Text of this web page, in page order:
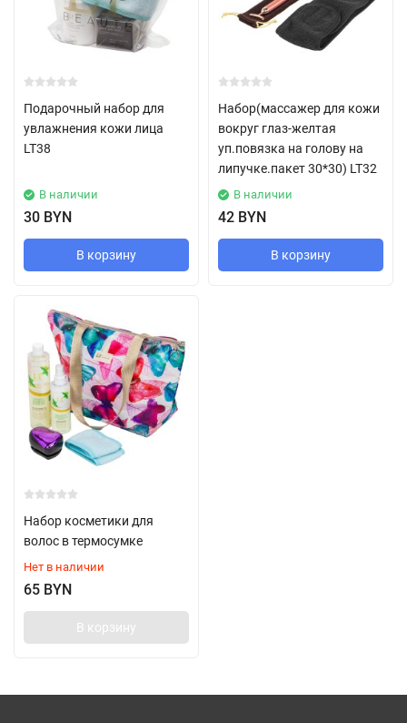
Подарочный набор для
увлажнения кожи лица
LT38
В наличии
30 BYN
В корзину
Набор(массажер для кожи
вокруг глаз-желтая
уп.повязка на голову на
липучке.пакет 30*30) LT32
В наличии
42 BYN
В корзину
Набор косметики для
волос в термосумке
Нет в наличии
65 BYN
В корзину